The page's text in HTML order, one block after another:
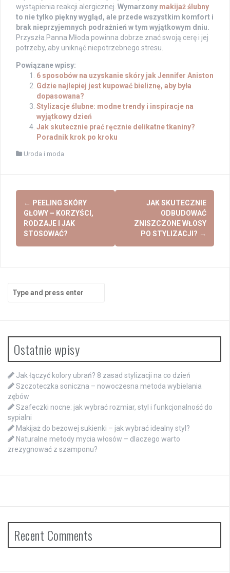
wystąpienia reakcji alergicznej. Wymarzony makijaż ślubny
to nie tylko piękny wygląd, ale przede wszystkim komfort i
brak nieprzyjemnych podrażnień w tym wyjątkowym dniu.
Przyszła Panna Młoda powinna dobrze znać swoją cerę i jej
potrzeby, aby uniknąć niepotrzebnego stresu.
Powiązane wpisy:
6 sposobów na uzyskanie skóry jak Jennifer Aniston
Gdzie najlepiej jest kupować bieliznę, aby była
dopasowana?
Stylizacje ślubne: modne trendy i inspiracje na
wyjątkowy dzień
Jak skutecznie prać ręcznie delikatne tkaniny?
Poradnik krok po kroku
Uroda i moda
Post
navigation
← PEELING SKÓRY
GŁOWY – KORZYŚCI,
RODZAJE I JAK
STOSOWAĆ?
JAK SKUTECZNIE
ODBUDOWAĆ
ZNISZCZONE WŁOSY
PO STYLIZACJI? →
for:
Ostatnie wpisy
Jak łączyć kolory ubrań? 8 zasad stylizacji na co dzień
Szczoteczka soniczna – nowoczesna metoda wybielania
zębów
Szafeczki nocne: jak wybrać rozmiar, styl i funkcjonalność do
sypialni
Makijaż do beżowej sukienki – jak wybrać idealny styl?
Naturalne metody mycia włosów – dlaczego warto
zrezygnować z szamponu?
Recent Comments